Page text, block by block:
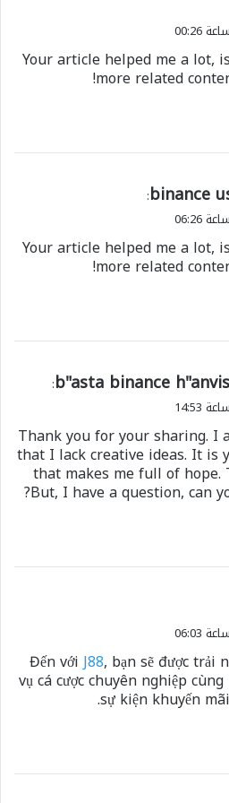
Your article helped me a lot,
more related
binance
:
Your article helped me a lot,
more related
b"asta binance
:
Thank you for your sharing. I
that I lack creative ideas. It is
that makes me full of hope.
But, I have a question, can
Đến vớiJ88, bạn sẽ được trải
vụ cá cược chuyên nghiệp
sự kiện khuyến